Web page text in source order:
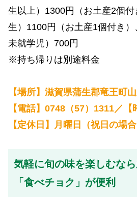
生以上）1300円（お土産2個
生）1100円（お土産1個付き
未就学児）700円
※持ち帰りは別途料金
【場所】滋賀県蒲生郡竜王町
【電話】0748（57）1311／
【定休日】月曜日（祝日の場合
気軽に旬の味を楽しむな
「食べチョク」が便利